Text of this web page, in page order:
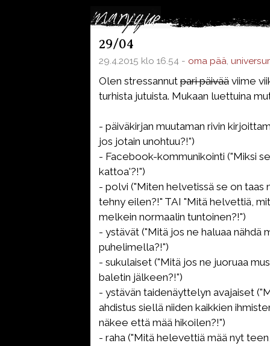
29/04
29.4.2015 klo 16.54 - oma pää,
Olen stressannut pari päivää viime
turhista jutuista. Mukaan luettuina
- päiväkirjan muutaman rivin
jos jotain unohtuu?!")
- Facebook-kommunikointi ("Miksi
kattoa'?!")
- polvi ("Miten helvetissä se on taas
tehny eilen?!" TAI "Mitä helvettiä,
melkein normaalin tuntoinen?!")
- ystävät ("Mitä jos ne haluaa nähdä
puhelimella?!")
- sukulaiset ("Mitä jos ne juoruaa
baletin jälkeen?!")
- ystävän taidenäyttelyn avajaiset
ahdistus siellä niiden kaikkien
näkee että mää hikoilen?!")
- raha ("Mitä helevettiä mää nyt